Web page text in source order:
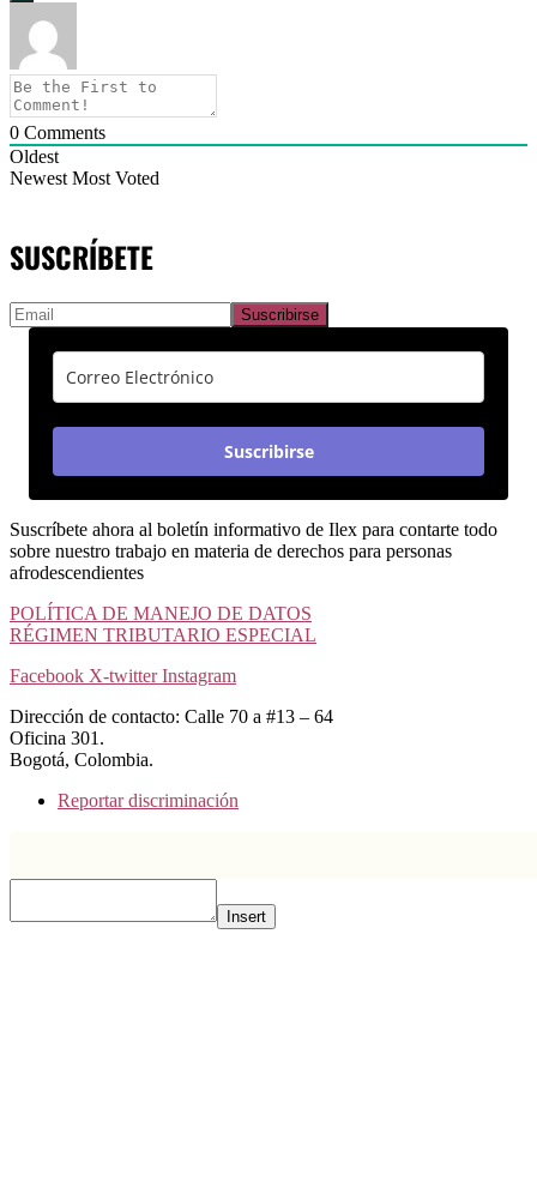
0 Comments
Oldest
Newest Most Voted
SUSCRÍBETE
Suscribirse
Suscríbete ahora al boletín informativo de Ilex para contarte todo
sobre nuestro trabajo en materia de derechos para personas
afrodescendientes
POLÍTICA DE MANEJO DE DATOS
RÉGIMEN TRIBUTARIO ESPECIAL
Facebook X-twitter Instagram
Dirección de contacto: Calle 70 a #13 – 64
Oficina 301.
Bogotá, Colombia.
Reportar discriminación
Insert